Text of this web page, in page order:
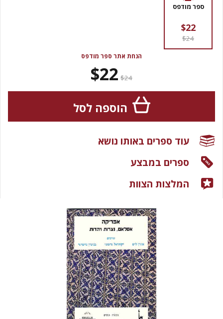
ספר מודפס
$22
$24
הנחת אתר ספר מודפס
$24
$22
הוספה לסל
עוד ספרים באותו נושא
ספרים במבצע
המלצות הצוות